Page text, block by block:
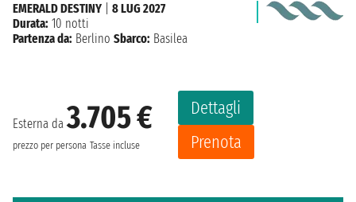
Esterna da3.705 €
prezzo per persona Tasse incluse
Dettagli
Prenota
EMERALD DESTINY
8 LUG 2027
Durata: 10 notti
Partenza da: Berlino Sbarco: Basilea